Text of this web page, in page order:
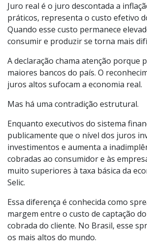
Juro real é o juro descontada a
práticos, representa o custo efetivo
Quando esse custo permanece
consumir e produzir se torna mais
A declaração chama atenção porque
maiores bancos do país. O
juros altos sufocam a economia real.
Mas há uma contradição estrutural.
Enquanto executivos do sistema
publicamente que o nível dos juros
investimentos e aumenta a
cobradas ao consumidor e às
muito superiores à taxa básica da
Selic.
Essa diferença é conhecida como
margem entre o custo de captação
cobrada do cliente. No Brasil, esse
os mais altos do mundo.